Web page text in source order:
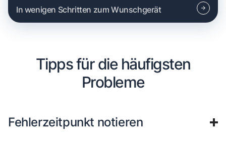
In wenigen Schritten zum Wunschgerät
Tipps für die häufigsten
Probleme
Fehlerzeitpunkt notieren